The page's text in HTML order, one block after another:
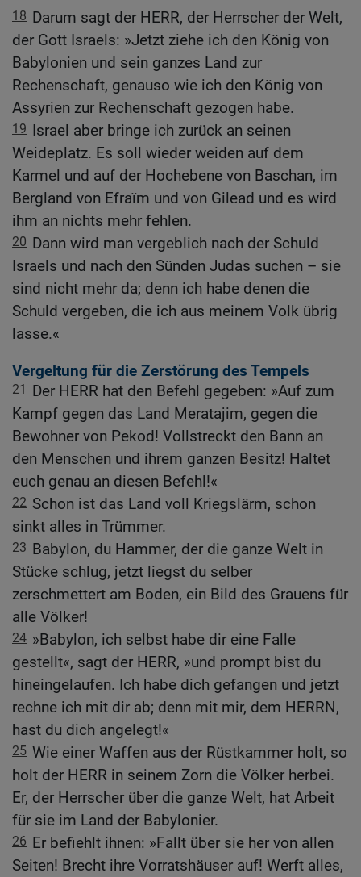
18 Darum sagt der HERR, der Herrscher der Welt,
der Gott Israels: »Jetzt ziehe ich den König von
Babylonien und sein ganzes Land zur
Rechenschaft, genauso wie ich den König von
Assyrien zur Rechenschaft gezogen habe.
19 Israel aber bringe ich zurück an seinen
Weideplatz. Es soll wieder weiden auf dem
Karmel und auf der Hochebene von Baschan, im
Bergland von Efraïm und von Gilead und es wird
ihm an nichts mehr fehlen.
20 Dann wird man vergeblich nach der Schuld
Israels und nach den Sünden Judas suchen – sie
sind nicht mehr da; denn ich habe denen die
Schuld vergeben, die ich aus meinem Volk übrig
lasse.«
Vergeltung für die Zerstörung des Tempels
21 Der HERR hat den Befehl gegeben: »Auf zum
Kampf gegen das Land Meratajim, gegen die
Bewohner von Pekod! Vollstreckt den Bann an
den Menschen und ihrem ganzen Besitz! Haltet
euch genau an diesen Befehl!«
22 Schon ist das Land voll Kriegslärm, schon
sinkt alles in Trümmer.
23 Babylon, du Hammer, der die ganze Welt in
Stücke schlug, jetzt liegst du selber
zerschmettert am Boden, ein Bild des Grauens für
alle Völker!
24 »Babylon, ich selbst habe dir eine Falle
gestellt«, sagt der HERR, »und prompt bist du
hineingelaufen. Ich habe dich gefangen und jetzt
rechne ich mit dir ab; denn mit mir, dem HERRN,
hast du dich angelegt!«
25 Wie einer Waffen aus der Rüstkammer holt, so
holt der HERR in seinem Zorn die Völker herbei.
Er, der Herrscher über die ganze Welt, hat Arbeit
für sie im Land der Babylonier.
26 Er befiehlt ihnen: »Fallt über sie her von allen
Seiten! Brecht ihre Vorratshäuser auf! Werft alles,